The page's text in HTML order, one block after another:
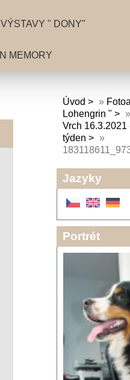
VÝSTAVY " DONY"
IN MEMORY
Úvod »
Lohengrin "
»
Vrch 16.3.2021
týden
»
Jazyky
Portrét